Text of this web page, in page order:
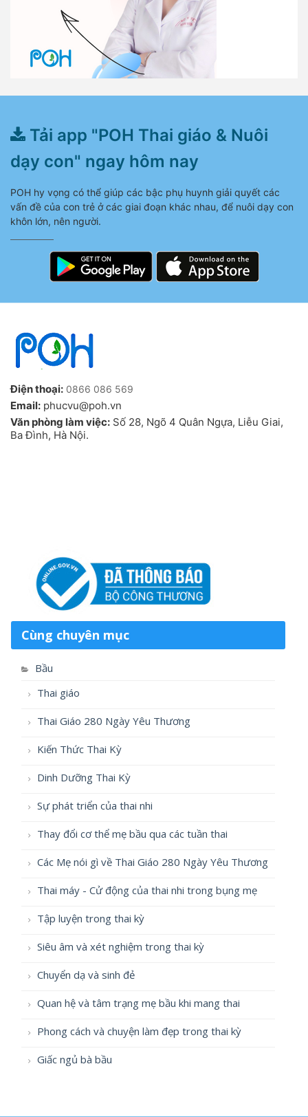
Tải app "POH Thai giáo & Nuôi
dạy con" ngay hôm nay
POH hy vọng có thể giúp các bậc phụ huynh giải quyết các
vấn đề của con trẻ ở các giai đoạn khác nhau, để nuôi dạy con
khôn lớn, nên người.
Điện thoại: 0866 086 569
Email: phucvu@poh.vn
Văn phòng làm việc: Số 28, Ngõ 4 Quân Ngựa, Liễu Giai,
Ba Đình, Hà Nội.
Cùng chuyên mục
Bầu
Thai giáo
Thai Giáo 280 Ngày Yêu Thương
Kiến Thức Thai Kỳ
Dinh Dưỡng Thai Kỳ
Sự phát triển của thai nhi
Thay đổi cơ thể mẹ bầu qua các tuần thai
Các Mẹ nói gì về Thai Giáo 280 Ngày Yêu Thương
Thai máy - Cử động của thai nhi trong bụng mẹ
Tập luyện trong thai kỳ
Siêu âm và xét nghiệm trong thai kỳ
Chuyển dạ và sinh đẻ
Quan hệ và tâm trạng mẹ bầu khi mang thai
Phong cách và chuyện làm đẹp trong thai kỳ
Giấc ngủ bà bầu